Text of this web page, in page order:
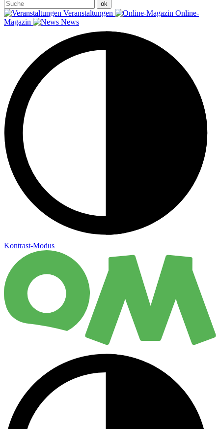
Veranstaltungen
Online-
Magazin
News
Kontrast-Modus